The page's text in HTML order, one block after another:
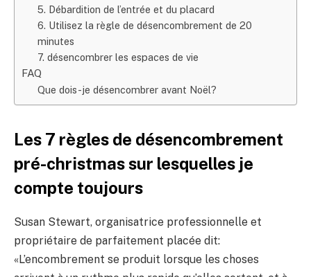
5. Débardition de l’entrée et du placard
6. Utilisez la règle de désencombrement de 20
minutes
7. désencombrer les espaces de vie
FAQ
Que dois-je désencombrer avant Noël?
Les 7 règles de désencombrement
pré-christmas sur lesquelles je
compte toujours
Susan Stewart, organisatrice professionnelle et
propriétaire de parfaitement placée dit:
«L’encombrement se produit lorsque les choses